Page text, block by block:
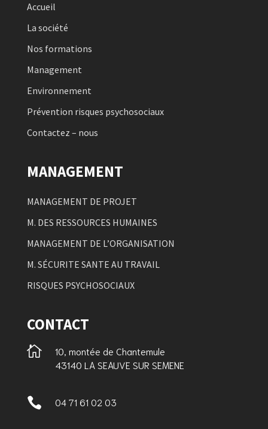
Accueil
La société
Nos formations
Management
Environnement
Prévention risques psychosociaux
Contactez – nous
MANAGEMENT
MANAGEMENT DE PROJET
M. DES RESSOURCES HUMAINES
MANAGEMENT DE L’ORGANISATION
M. SÉCURITE SANTE AU TRAVAIL
RISQUES PSYCHOSOCIAUX
CONTACT

10, montée de Chantemule
43140 LA SEAUVE SUR SEMENE
 04 71 61 02 03